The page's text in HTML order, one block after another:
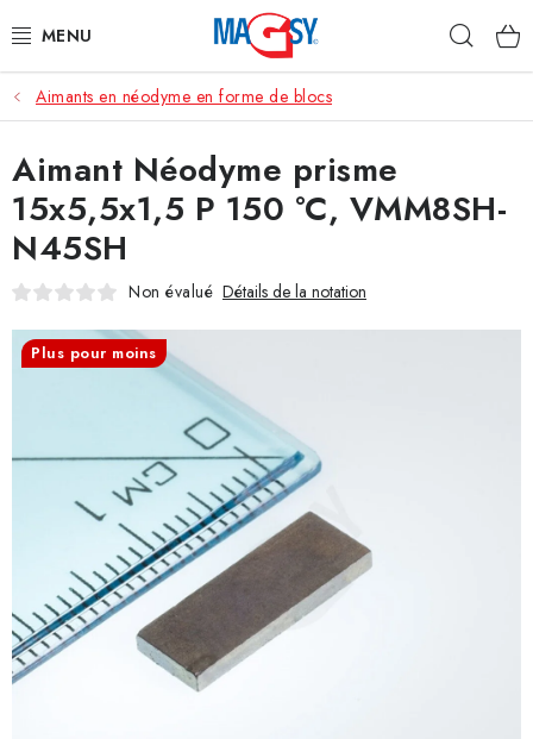
au
CATÉGORIE PRINCIPALE
ACCESSOIRES MAGNÉTIQUES
AIMANTS INDUSTRIELS
AUTRES AIMANTS
MATÉRIAUX EN ACIER INOXYDABLE
Conditions de vente
Protection des données (RGPD)
Contacte
Rétractation du contrat
Aimants en néodyme en forme de blocs
Aimant Néodyme prisme
15x5,5x1,5 P 150 °C, VMM8SH-
N45SH
Non évalué Détails de la notation
Plus pour moins